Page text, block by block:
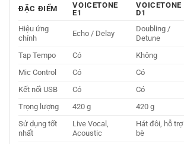
ĐẶC ĐIỂM
VOICETONE
E1
VOICETONE
D1
Hiệu ứng
chính
Echo / Delay
Doubling /
Detune
Tap Tempo
Có Không
Mic Control
Có Có
Kết nối USB
Có Có
Trọng lượng
420 g 420 g
Sử dụng tốt
nhất
Live Vocal,
Acoustic
Hát đôi, hỗ trợ
bè